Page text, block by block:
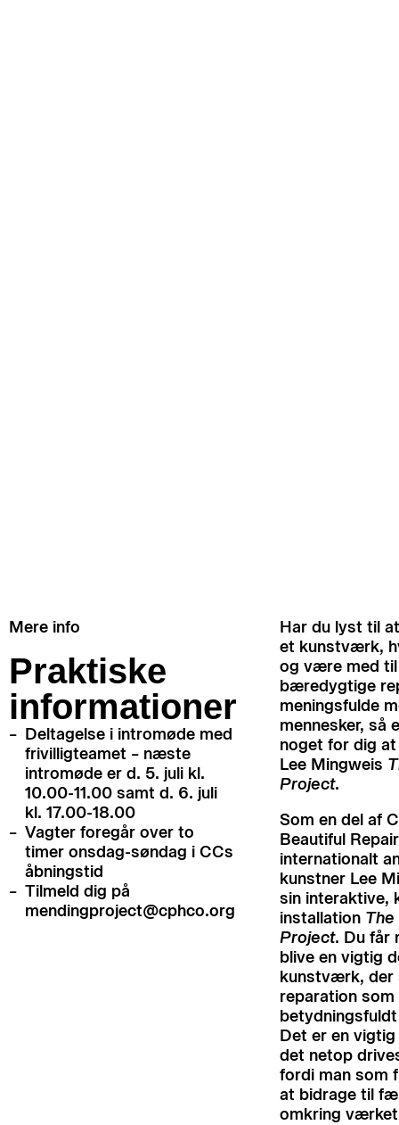
Mere info
Praktiske
informationer
Deltagelse i intromøde med
frivilligteamet – næste
intromøde er d. 5. juli kl.
10.00-11.00 samt d. 6. juli
kl. 17.00-18.00
Vagter foregår over to
timer onsdag-søndag i CCs
åbningstid
Tilmeld dig på
mendingproject@cphco.org
Har du lyst til
et kunstværk,
og være med
bæredygtige
meningsfulde
mennesker, så
noget for dig
Lee Mingweis
Project.
Som en del af
Beautiful
internationalt
kunstner Lee
sin interaktive,
installation
Project. Du får
blive en vigtig
kunstværk,
reparation
Det er en
det netop
fordi man som
at bidrage til
omkring